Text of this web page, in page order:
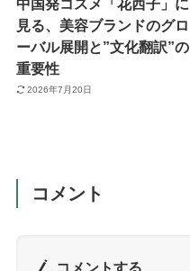
見る、美容ブランドのグロ
ーバル展開と”文化翻訳”の
重要性
2026年7月20日
コメント
コメントする